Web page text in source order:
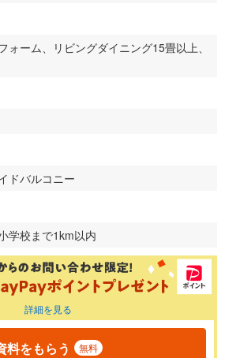
ォーム、リビングダイニング15畳以上、
ドバルコニー
学校まで1km以内
詳細を見る
料をもらう 無料